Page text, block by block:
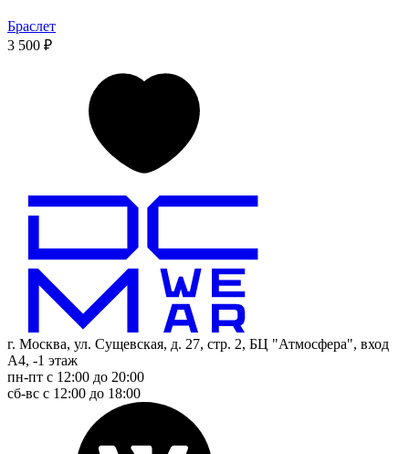
Браслет
3 500 ₽
г. Москва, ул. Сущевская, д. 27, стр. 2, БЦ "Атмосфера", вход
А4, -1 этаж
пн-пт с 12:00 до 20:00
сб-вс с 12:00 до 18:00